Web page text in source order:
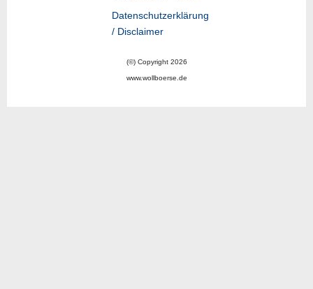
Datenschutzerklärung
/ Disclaimer
(©) Copyright 2026
www.wollboerse.de